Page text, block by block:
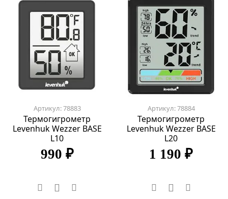
Артикул: 78883
Термогигрометр
Levenhuk Wezzer BASE
L10
990 ₽
Артикул: 78884
Термогигрометр
Levenhuk Wezzer BASE
L20
1 190 ₽